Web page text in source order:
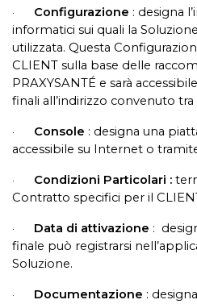
· Configurazione : designa
informatici sui quali la
utilizzata. Questa
CLIENT sulla base delle
PRAXYSANTÉ e sarà
finali all’indirizzo convenuto tra
· Console : designa una
accessibile su Internet o
· Condizioni Particolari :
Contratto specifici per il
· Data di attivazione :
finale può registrarsi
Soluzione.
· Documentazione :